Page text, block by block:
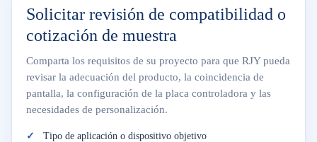
Solicitar revisión de compatibilidad o
cotización de muestra
Comparta los requisitos de su proyecto para que RJY pueda
revisar la adecuación del producto, la coincidencia de
pantalla, la configuración de la placa controladora y las
necesidades de personalización.
Tipo de aplicación o dispositivo objetivo